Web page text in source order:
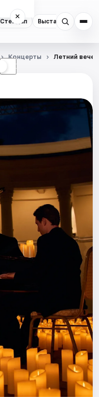
Стендап Выставки
×
☾
Концерты Летний